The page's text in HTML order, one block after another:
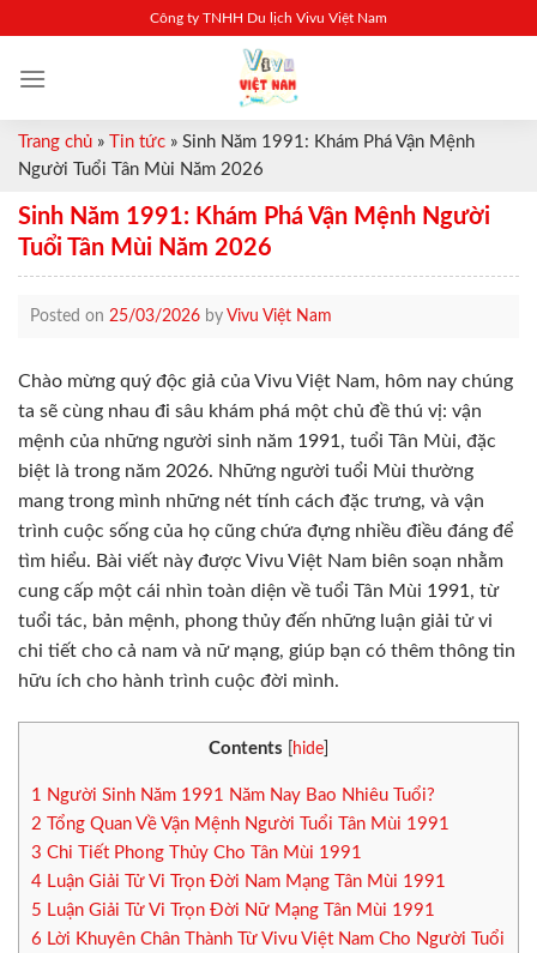
content
Công ty TNHH Du lịch Vivu Việt Nam
Trang chủ » Tin tức » Sinh Năm 1991: Khám Phá Vận Mệnh
Người Tuổi Tân Mùi Năm 2026
Sinh Năm 1991: Khám Phá Vận Mệnh Người
Tuổi Tân Mùi Năm 2026
Posted on 25/03/2026 by Vivu Việt Nam
Chào mừng quý độc giả của Vivu Việt Nam, hôm nay chúng
ta sẽ cùng nhau đi sâu khám phá một chủ đề thú vị: vận
mệnh của những người sinh năm 1991, tuổi Tân Mùi, đặc
biệt là trong năm 2026. Những người tuổi Mùi thường
mang trong mình những nét tính cách đặc trưng, và vận
trình cuộc sống của họ cũng chứa đựng nhiều điều đáng để
tìm hiểu. Bài viết này được Vivu Việt Nam biên soạn nhằm
cung cấp một cái nhìn toàn diện về tuổi Tân Mùi 1991, từ
tuổi tác, bản mệnh, phong thủy đến những luận giải tử vi
chi tiết cho cả nam và nữ mạng, giúp bạn có thêm thông tin
hữu ích cho hành trình cuộc đời mình.
Contents hide
1
Người Sinh Năm 1991 Năm Nay Bao Nhiêu Tuổi?
2 Tổng Quan Về Vận Mệnh Người Tuổi Tân Mùi 1991
3 Chi Tiết Phong Thủy Cho Tân Mùi 1991
4 Luận Giải Tử Vi Trọn Đời Nam Mạng Tân Mùi 1991
5 Luận Giải Tử Vi Trọn Đời Nữ Mạng Tân Mùi 1991
6 Lời Khuyên Chân Thành Từ Vivu Việt Nam Cho Người Tuổi